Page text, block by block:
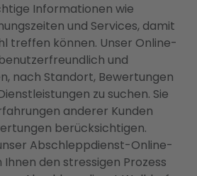
Informationen wie
und Services, damit
treffen können. Unser Online-
und
nach Standort, Bewertungen
zu suchen. Sie
anderer Kunden
berücksichtigen.
Abschleppdienst-Online-
den stressigen Prozess